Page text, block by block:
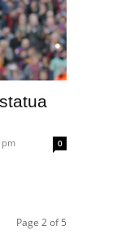
pm 0
Page 2 of 5